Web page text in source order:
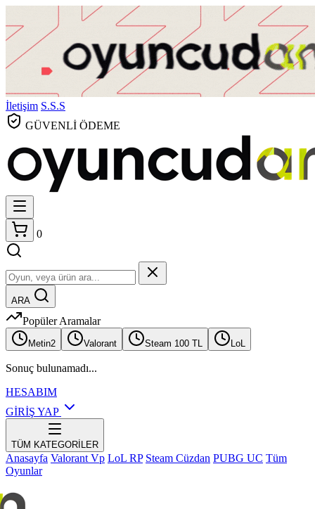
İletişim S.S.S
GÜVENLİ ÖDEME
0
ARA
Popüler Aramalar
Metin2 Valorant Steam 100 TL LoL
Sonuç bulunamadı...
HESABIM
GİRİŞ YAP
TÜM KATEGORİLER
Anasayfa Valorant Vp LoL RP Steam Cüzdan PUBG UC Tüm
Oyunlar